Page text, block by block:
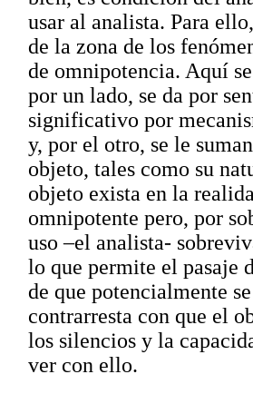
usar al analista. Para
de la zona de los
de omnipotencia. Aquí
por un lado, se da por
significativo por
y, por el otro, se le
objeto, tales como su
objeto exista en la
omnipotente pero, por
uso –el analista-
lo que permite el pasaje
de que potencialmente
contrarresta con que el
los silencios y la
ver con ello.